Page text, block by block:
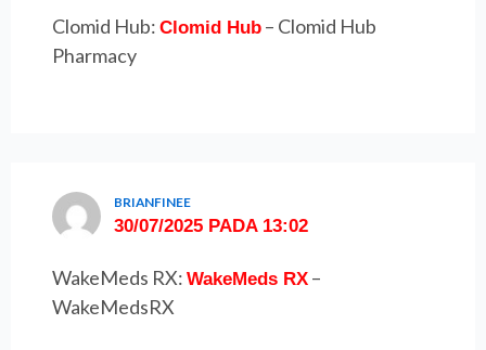
Clomid Hub:Clomid Hub – Clomid Hub
Pharmacy
BRIANFINEE
30/07/2025 PADA 13:02
WakeMeds RX:WakeMeds RX –
WakeMedsRX